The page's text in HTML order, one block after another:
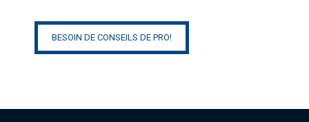
BESOIN DE CONSEILS DE PRO!